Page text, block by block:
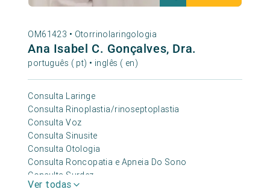
OM61423 • Otorrinolaringologia
Ana Isabel C. Gonçalves, Dra.
português ( pt) • inglês ( en)
Consulta Laringe
Consulta Rinoplastia/rinoseptoplastia
Consulta Voz
Consulta Sinusite
Consulta Otologia
Consulta Roncopatia e Apneia Do Sono
Consulta Surdez
Consulta Otorrinolaringologia Pediátrica
Ver todas